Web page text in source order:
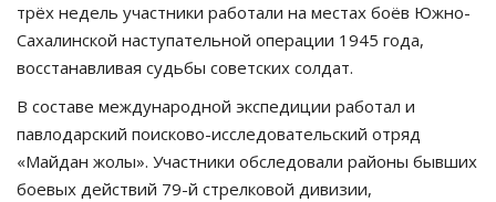
трёх недель участники работали на местах боёв Южно-
Сахалинской наступательной операции 1945 года,
восстанавливая судьбы советских солдат.
В составе международной экспедиции работал и
павлодарский поисково-исследовательский отряд
«Майдан жолы». Участники обследовали районы бывших
боевых действий 79-й стрелковой дивизии,